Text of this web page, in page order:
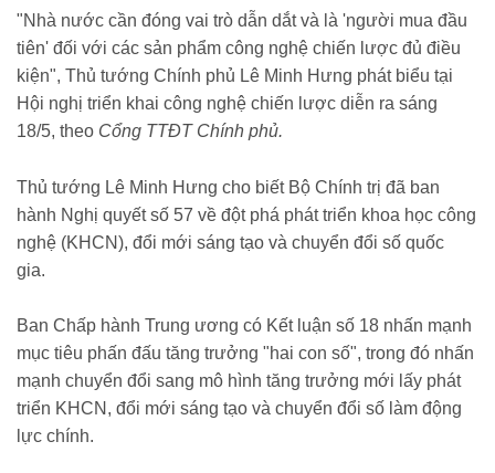
"Nhà nước cần đóng vai trò dẫn dắt và là 'người mua đầu
tiên' đối với các sản phẩm công nghệ chiến lược đủ điều
kiện", Thủ tướng Chính phủ Lê Minh Hưng phát biểu tại
Hội nghị triển khai công nghệ chiến lược diễn ra sáng
18/5, theo Cổng TTĐT Chính phủ.
Thủ tướng Lê Minh Hưng cho biết Bộ Chính trị đã ban
hành Nghị quyết số 57 về đột phá phát triển khoa học công
nghệ (KHCN), đổi mới sáng tạo và chuyển đổi số quốc
gia.
Ban Chấp hành Trung ương có Kết luận số 18 nhấn mạnh
mục tiêu phấn đấu tăng trưởng "hai con số", trong đó nhấn
mạnh chuyển đổi sang mô hình tăng trưởng mới lấy phát
triển KHCN, đổi mới sáng tạo và chuyển đổi số làm động
lực chính.